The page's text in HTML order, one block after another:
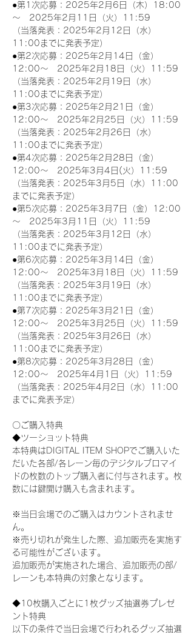
●第1次応募：2025年2月6日（木）18:00
～　2025年2月11日（火）11:59
（当落発表：2025年2月12日（水）
11:00までに発表予定）
●第2次応募：2025年2月14日（金）
12:00～　2025年2月18日（火）11:59
（当落発表：2025年2月19日（水）
11:00までに発表予定）
●第3次応募：2025年2月21日（金）
12:00～　2025年2月25日（火）11:59
（当落発表：2025年2月26日（水）
11:00までに発表予定）
●第4次応募：2025年2月28日（金）
12:00～　2025年3月4日(火）11:59
（当落発表：2025年3月5日（水）11:00
までに発表予定）
●第5次応募：2025年3月7日（金）12:00
～　2025年3月11日（火）11:59
（当落発表：2025年3月12日（水）
11:00までに発表予定）
●第6次応募：2025年3月14日（金）
12:00～　2025年3月18日（火）11:59
（当落発表：2025年3月19日（水）
11:00までに発表予定）
●第7次応募：2025年3月21日（金）
12:00～　2025年3月25日（火）11:59
（当落発表：2025年3月26日（水）
11:00までに発表予定）
●第8次応募：2025年3月28日（金）
12:00～　2025年4月1日（火）11:59
（当落発表：2025年4月2日（水）11:00
までに発表予定）
〇ご購入特典
◆ツーショット特典
本特典はDIGITAL ITEM SHOPでご購入いた
だいた各部/各レーン毎のデジタルブロマイ
ドの枚数のトップ購入者に付与されます。枚
数には鍵開け購入も含まれます。
※当日会場でのご購入はカウントされませ
ん。
※売り切れが発生した際、追加販売を実施す
る可能性がございます。
追加販売が実施された場合、追加販売の部/
レーンも本特典の対象となります。
◆10枚購入ごとに1枚グッズ抽選券プレゼ
ント特典
以下の条件で当日会場で行われるグッズ抽選